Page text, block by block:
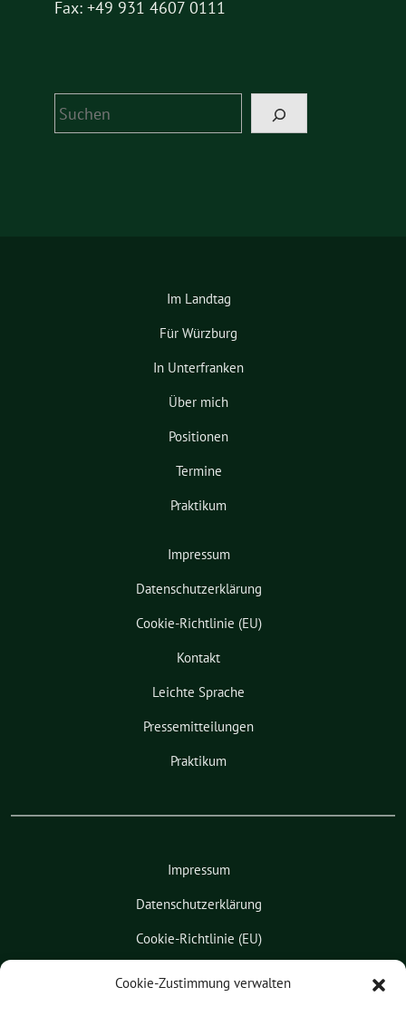
Cookie-Zustimmung verwalten
Fax: +49 931 4607 0111
Suchen
Im Landtag
Für Würzburg
In Unterfranken
Über mich
Positionen
Termine
Praktikum
Impressum
Datenschutzerklärung
Cookie-Richtlinie (EU)
Kontakt
Leichte Sprache
Pressemitteilungen
Praktikum
Impressum
Datenschutzerklärung
Cookie-Richtlinie (EU)